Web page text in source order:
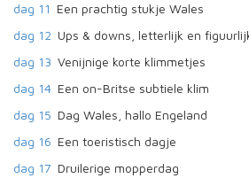
dag 11 Een prachtig stukje Wales
dag 12 Ups & downs, letterlijk en
dag 13 Venijnige korte klimmetjes
dag 14 Een on-Britse subtiele klim
dag 15 Dag Wales, hallo Engeland
dag 16 Een toeristisch dagje
dag 17 Druilerige mopperdag